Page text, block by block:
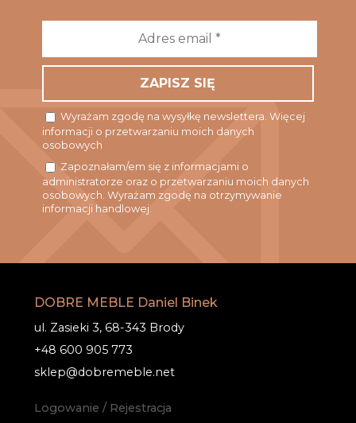
*
Wyrażam zgodę na wysyłkę newslettera. Więcej
informacji o przetwarzaniu moich danych
osobowych
Zapoznałam/em się z informacjami o
administratorze oraz o przetwarzaniu moich danych
osobowych. Wyrażam zgodę na otrzymywanie
informacji handlowej.
DOBRE MEBLE Daniel Binek
ul. Zasieki 3, 68-343 Brody
+48 600 905 773
sklep@dobremeble.net
Logowanie / Rejestracja